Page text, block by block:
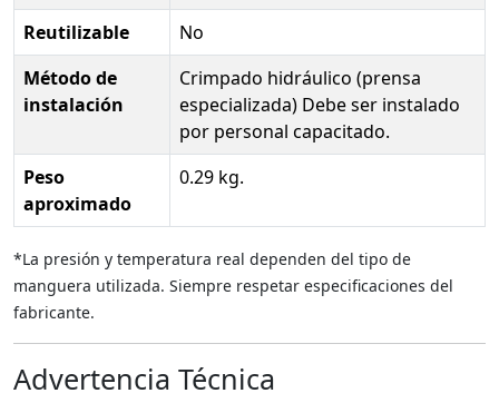
Reutilizable
No
Método de
instalación
Crimpado hidráulico (prensa
especializada) Debe ser instalado
por personal capacitado.
Peso
aproximado
0.29 kg.
*La presión y temperatura real dependen del tipo de
manguera utilizada. Siempre respetar especificaciones del
fabricante.
Advertencia Técnica